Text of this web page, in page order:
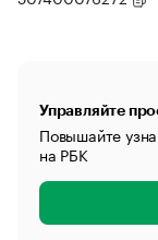
Управляйте
Повышайте
на РБК